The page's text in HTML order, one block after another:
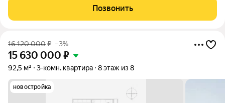
благодаря обилию парковых зон. Прямо под окнами самый
большой ландшафтный парк в
Позвонить
16 120 000₽ –3%
15 630 000 ₽
92,5 м² 3-комн. квартира 8 этаж из 8
новостройка